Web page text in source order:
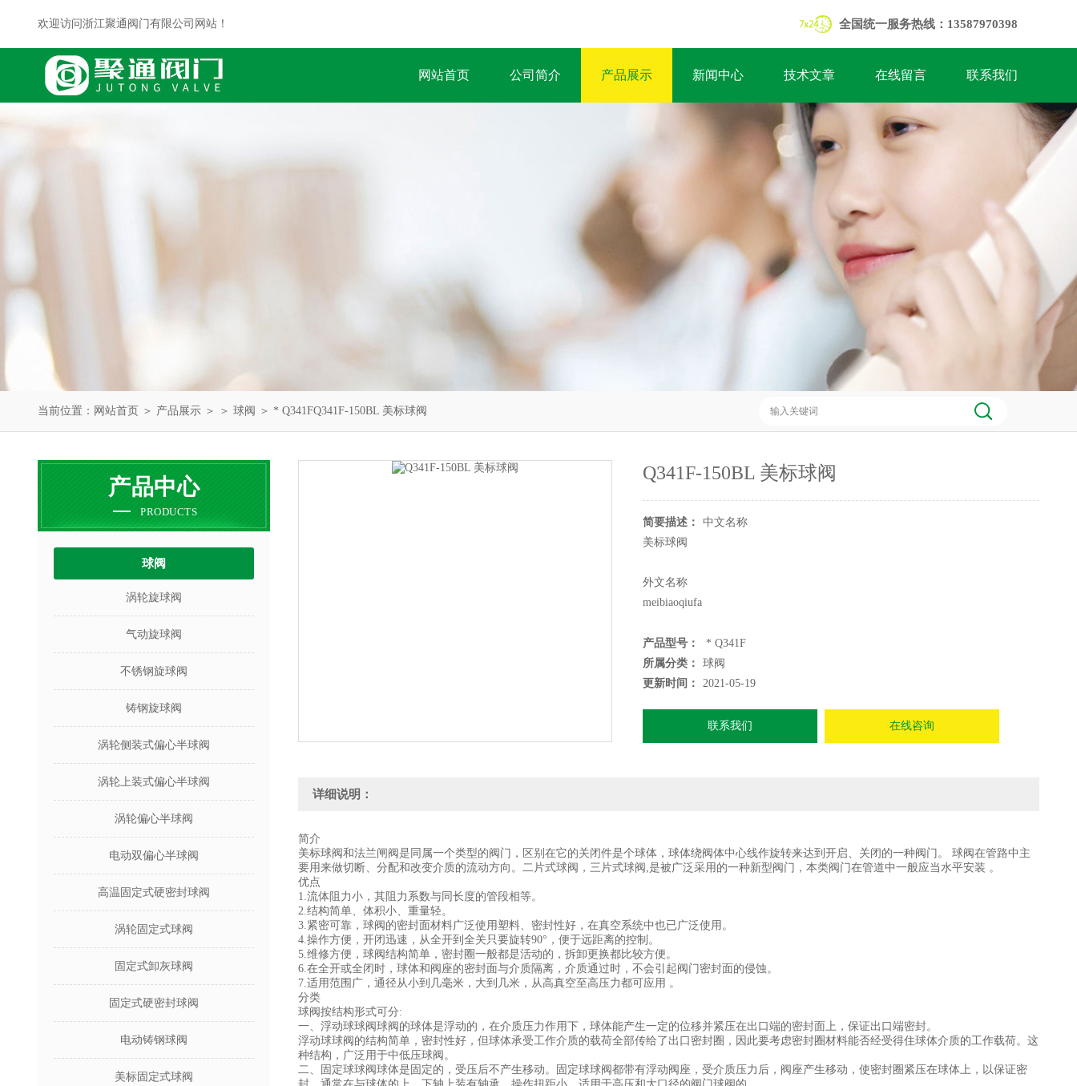
欢迎访问浙江聚通阀门有限公司网站！ 全国统一服务热线：13587970398
网站首页 公司简介 产品展示 新闻中心 技术文章 在线留言 联系我们
当前位置： 网站首页 ＞ 产品展示 ＞ ＞ 球阀 ＞ * Q341FQ341F-150BL 美标球阀
产品中心
PRODUCTS
球阀
涡轮旋球阀
气动旋球阀
不锈钢旋球阀
铸钢旋球阀
涡轮侧装式偏心半球阀
涡轮上装式偏心半球阀
涡轮偏心半球阀
电动双偏心半球阀
高温固定式硬密封球阀
涡轮固定式球阀
固定式卸灰球阀
固定式硬密封球阀
电动铸钢球阀
美标固定式球阀
Q341F-150BL 美标球阀
简要描述：
中文名称
美标球阀
外文名称
meibiaoqiufa
同属
美标球阀和法兰闸阀
在它的关闭件是个球体
产品型号：
* Q341F
所属分类：
球阀
更新时间：
2021-05-19
联系我们 在线咨询
详细说明：
简介
美标球阀和法兰闸阀是同属一个类型的阀门，区别在它的关闭件是个球体，球体绕阀体中心线作旋转来达到开启、关闭的一种阀门。 球阀在管路中主
要用来做切断、分配和改变介质的流动方向。二片式球阀，三片式球阀,是被广泛采用的一种新型阀门，本类阀门在管道中一般应当水平安装 。
优点
1.流体阻力小，其阻力系数与同长度的管段相等。
2.结构简单、体积小、重量轻。
3.紧密可靠，球阀的密封面材料广泛使用塑料、密封性好，在真空系统中也已广泛使用。
4.操作方便，开闭迅速，从全开到全关只要旋转90°，便于远距离的控制。
5.维修方便，球阀结构简单，密封圈一般都是活动的，拆卸更换都比较方便。
6.在全开或全闭时，球体和阀座的密封面与介质隔离，介质通过时，不会引起阀门密封面的侵蚀。
7.适用范围广，通径从小到几毫米，大到几米，从高真空至高压力都可应用 。
分类
球阀按结构形式可分:
一、浮动球球阀球阀的球体是浮动的，在介质压力作用下，球体能产生一定的位移并紧压在出口端的密封面上，保证出口端密封。
浮动球球阀的结构简单，密封性好，但球体承受工作介质的载荷全部传给了出口密封圈，因此要考虑密封圈材料能否经受得住球体介质的工作载荷。这
种结构，广泛用于中低压球阀。
二、固定球球阀球体是固定的，受压后不产生移动。固定球球阀都带有浮动阀座，受介质压力后，阀座产生移动，使密封圈紧压在球体上，以保证密